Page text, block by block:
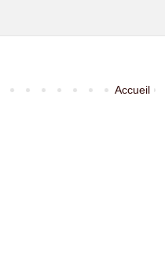
Accueil